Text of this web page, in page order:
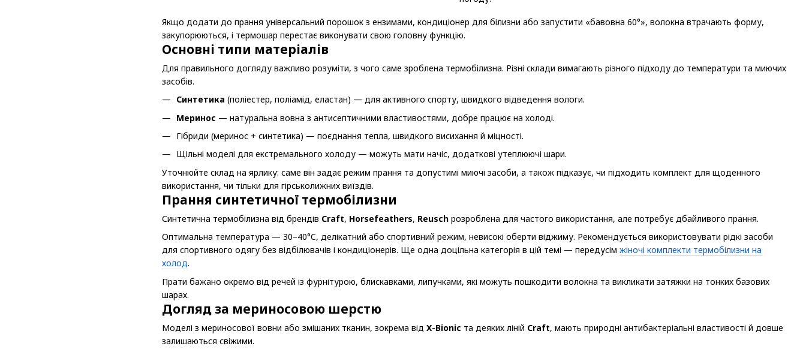
Якщо додати до прання універсальний порошок з ензимами, кондиціонер для білизни або запустити «бавовна 60°», волокна втрачають форму,
закупорюються, і термошар перестає виконувати свою головну функцію.
Основні типи матеріалів
Для правильного догляду важливо розуміти, з чого саме зроблена термобілизна. Різні склади вимагають різного підходу до температури та миючих
засобів.
Синтетика (поліестер, поліамід, еластан) — для активного спорту, швидкого відведення вологи.
Меринос — натуральна вовна з антисептичними властивостями, добре працює на холоді.
Гібриди (меринос + синтетика) — поєднання тепла, швидкого висихання й міцності.
Щільні моделі для екстремального холоду — можуть мати начіс, додаткові утеплюючі шари.
Уточнюйте склад на ярлику: саме він задає режим прання та допустимі миючі засоби, а також підказує, чи підходить комплект для щоденного
використання, чи тільки для гірськолижних виїздів.
Прання синтетичної термобілизни
Синтетична термобілизна від брендів Craft, Horsefeathers, Reusch розроблена для частого використання, але потребує дбайливого прання.
Оптимальна температура — 30–40°C, делікатний або спортивний режим, невисокі оберти віджиму. Рекомендується використовувати рідкі засоби
для спортивного одягу без відбілювачів і кондиціонерів. Ще одна доцільна категорія в цій темі — передусім жіночі комплекти термобілизни на
холод.
Прати бажано окремо від речей із фурнітурою, блискавками, липучками, які можуть пошкодити волокна та викликати затяжки на тонких базових
шарах.
Догляд за мериносовою шерстю
Моделі з мериносової вовни або змішаних тканин, зокрема від X-Bionic та деяких ліній Craft, мають природні антибактеріальні властивості й довше
залишаються свіжими.